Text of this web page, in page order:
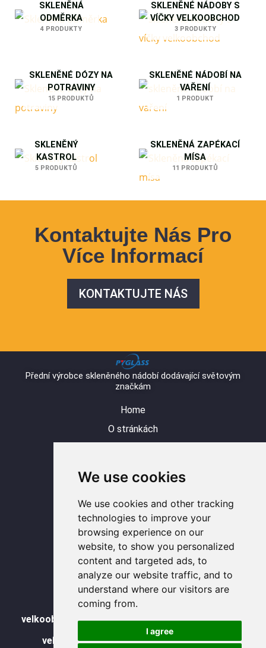
We use cookies
We use cookies and other tracking
technologies to improve your
browsing experience on our
website, to show you personalized
content and targeted ads, to
analyze our website traffic, and to
understand where our visitors are
coming from.
I agree
SKLENĚNÁ
ODMĚRKA
4 PRODUKTY
SKLENĚNÉ NÁDOBY S
VÍČKY VELKOOBCHOD
3 PRODUKTY
SKLENĚNÉ DÓZY NA
POTRAVINY
15 PRODUKTŮ
SKLENĚNÉ NÁDOBÍ NA
VAŘENÍ
1 PRODUKT
SKLENĚNÝ
KASTROL
5 PRODUKTŮ
SKLENĚNÁ ZAPÉKACÍ
MÍSA
11 PRODUKTŮ
Kontaktujte Nás Pro
Více Informací
KONTAKTUJTE NÁS
Přední výrobce skleněného nádobí dodávající světovým
značkám
Home
O stránkách
Kontakt
o
t
u
e
k
e
i
n
I
n
t
a
r
a
m
a
c
e
b
o
-
f
h
a
t
s
p
WhatsAPP
velkoobjemové skleněné kontejnery
velkoobchodní prodej skleněných pohárů s víčkem
velkoobchodní prodej skleněných pohárů